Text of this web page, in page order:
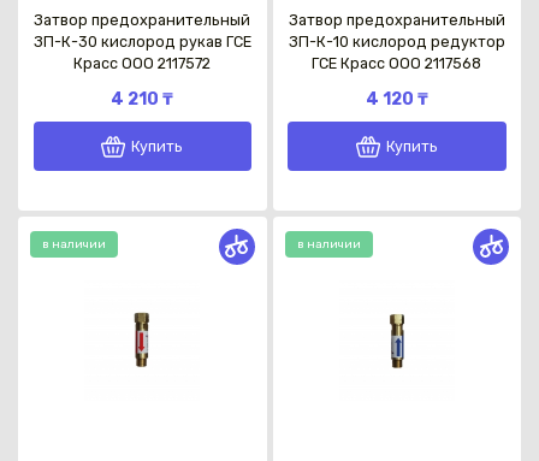
Затвор предохранительный
ЗП-К-30 кислород рукав ГСЕ
Красс OOO 2117572
4 210 ₸
Купить
Затвор предохранительный
ЗП-К-10 кислород редуктор
ГСЕ Красс OOO 2117568
4 120 ₸
Купить
в наличии в наличии